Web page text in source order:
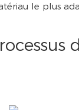
le plus